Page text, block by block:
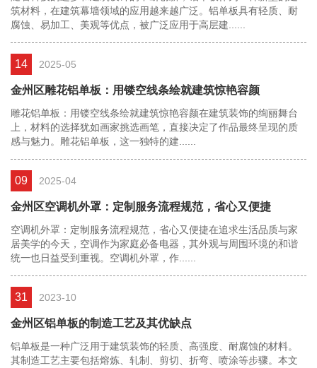
筑材料，在建筑幕墙领域的应用越来越广泛。铝单板具有轻质、耐
腐蚀、易加工、美观等优点，被广泛应用于高层建......
14 2025-05
金州区雕花铝单板：用镂空线条绘就建筑惊艳容颜
雕花铝单板：用镂空线条绘就建筑惊艳容颜在建筑装饰的绚丽舞台
上，材料的选择犹如画家挑选画笔，直接决定了作品最终呈现的质
感与魅力。雕花铝单板，这一独特的建......
09 2025-04
金州区空调机外罩：定制服务流程规范，省心又便捷
空调机外罩：定制服务流程规范，省心又便捷在追求生活品质与家
居美学的今天，空调作为家庭必备电器，其外观与周围环境的和谐
统一也日益受到重视。空调机外罩，作......
31 2023-10
金州区铝单板的制造工艺及其优缺点
铝单板是一种广泛用于建筑装饰的轻质、高强度、耐腐蚀的材料。
其制造工艺主要包括熔炼、轧制、剪切、折弯、喷涂等步骤。本文